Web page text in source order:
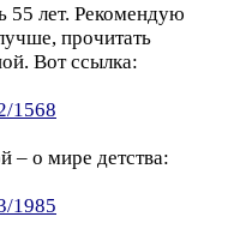
55 лет. Рекомендую
прочитать
Вот ссылка:
1568
– о мире детства:
1985